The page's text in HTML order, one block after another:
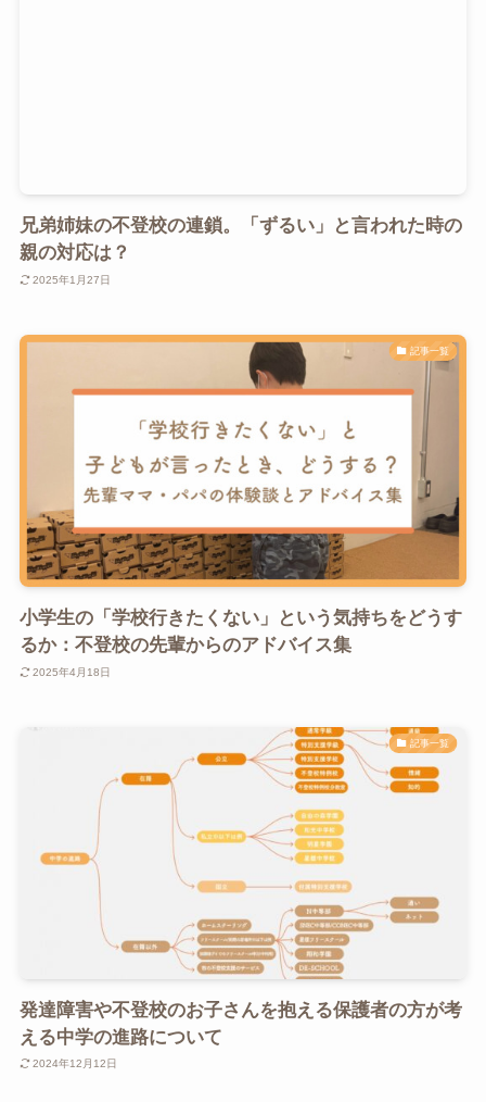
兄弟姉妹の不登校の連鎖。「ずるい」と言われた時の
親の対応は？
2025年1月27日
記事一覧
小学生の「学校行きたくない」という気持ちをどうす
るか：不登校の先輩からのアドバイス集
2025年4月18日
記事一覧
発達障害や不登校のお子さんを抱える保護者の方が考
える中学の進路について
2024年12月12日